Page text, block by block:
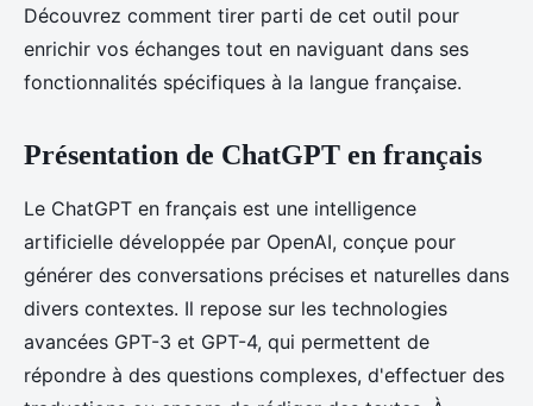
Découvrez comment tirer parti de cet outil pour
enrichir vos échanges tout en naviguant dans ses
fonctionnalités spécifiques à la langue française.
Présentation de ChatGPT en français
Le ChatGPT en français est une intelligence
artificielle développée par OpenAI, conçue pour
générer des conversations précises et naturelles dans
divers contextes. Il repose sur les technologies
avancées GPT-3 et GPT-4, qui permettent de
répondre à des questions complexes, d'effectuer des